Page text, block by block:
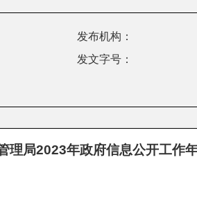
发布机构：
发文字号：
理局2023年政府信息公开工作